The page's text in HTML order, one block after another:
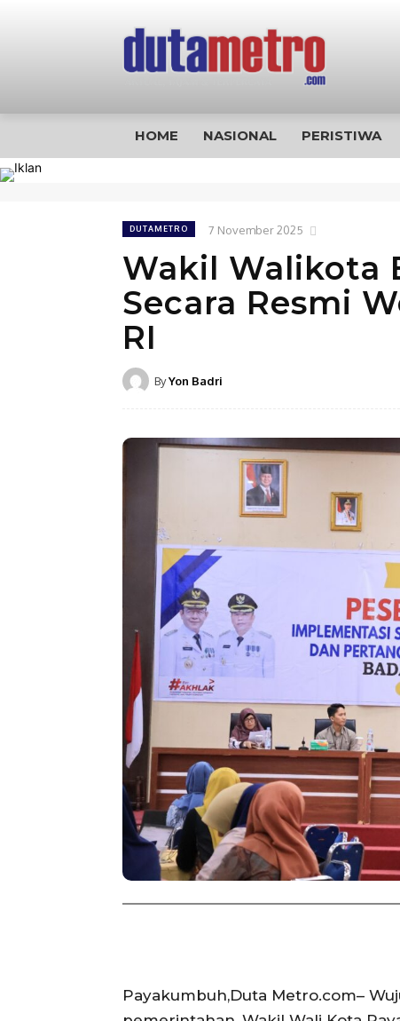
HOME NASIONAL PERISTIWA
DUTAMETRO 7 November 2025
Wakil Walikota
Secara Resmi
RI
ByYon Badri
Payakumbuh,Duta Metro.com–